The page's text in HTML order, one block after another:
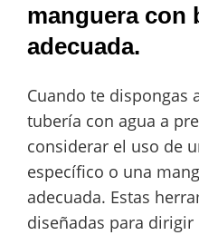
manguera con
adecuada.
Cuando te dispongas
tubería con agua a
considerar el uso de
específico o una
adecuada. Estas
diseñadas para